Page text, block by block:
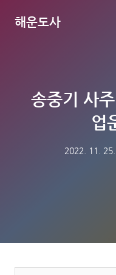
해운도사
송중기 사
업
2022. 11.